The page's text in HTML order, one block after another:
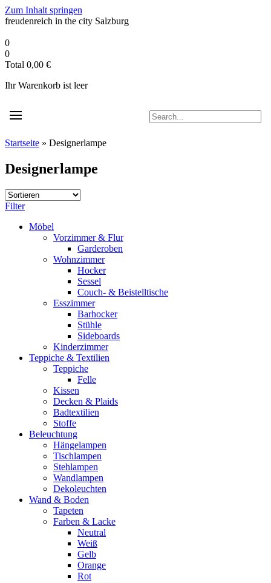
Zum Inhalt springen
freudenreich in the city Salzburg
0
0
Total 0,00 €
Ihr Warenkorb ist leer
Startseite » Designerlampe
Designerlampe
Filter
Möbel
Vorzimmer & Flur
Garderoben
Wohnzimmer
Hocker
Sessel
Couch- & Beistelltische
Esszimmer
Barhocker
Stühle
Sideboards
Kinderzimmer
Teppiche & Textilien
Teppiche
Felle
Kissen
Decken & Plaids
Badtextilien
Stoffe
Beleuchtung
Hängelampen
Tischlampen
Stehlampen
Wandlampen
Dekoleuchten
Wand & Boden
Tapeten
Farben & Lacke
Neutral
Weiß
Gelb
Orange
Rot